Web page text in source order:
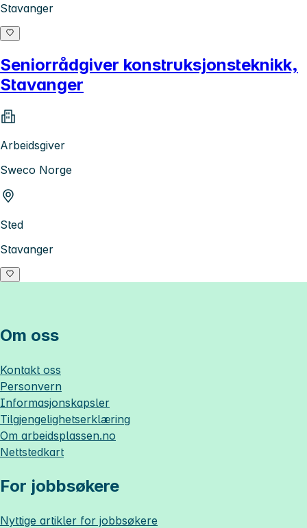
Stavanger
Seniorrådgiver konstruksjonsteknikk,
Stavanger
Arbeidsgiver
Sweco Norge
Sted
Stavanger
Om oss
Kontakt oss
Personvern
Informasjonskapsler
Tilgjengelighetserklæring
Om arbeidsplassen.no
Nettstedkart
For jobbsøkere
Nyttige artikler for jobbsøkere